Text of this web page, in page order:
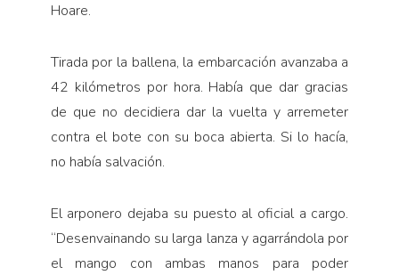
Hoare.
Tirada por la ballena, la embarcación avanzaba a
42 kilómetros por hora. Había que dar gracias
de que no decidiera dar la vuelta y arremeter
contra el bote con su boca abierta. Si lo hacía,
no había salvación.
El arponero dejaba su puesto al oficial a cargo.
“Desenvainando su larga lanza y agarrándola por
el mango con ambas manos para poder